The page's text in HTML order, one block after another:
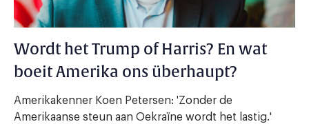
Wordt het Trump of Harris? En wat
boeit Amerika ons überhaupt?
Amerikakenner Koen Petersen: 'Zonder de
Amerikaanse steun aan Oekraïne wordt het lastig.'